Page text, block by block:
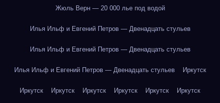
Жюль Верн — 20 000 лье под водой
Илья Ильф и Евгений Петров — Двенадцать стульев
Илья Ильф и Евгений Петров — Двенадцать стульев
Илья Ильф и Евгений Петров — Двенадцать стульев Иркутск
Иркутск Иркутск Иркутск Иркутск Иркутск Иркутск